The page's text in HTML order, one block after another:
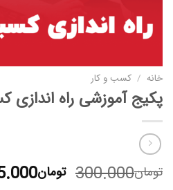
خانه / کسب و کار
پکیج آموزشی راه اندازی
تومان300.000 قیمت
تومان